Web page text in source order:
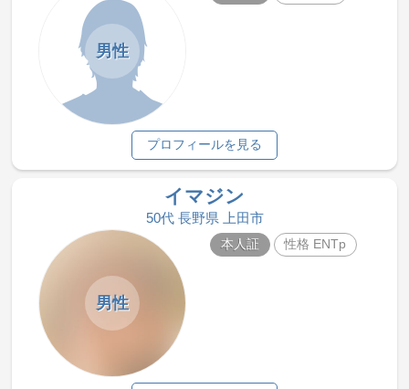
男性
プロフィールを見る
イマジン
50代 長野県 上田市
男性
本人証 性格 ENTp